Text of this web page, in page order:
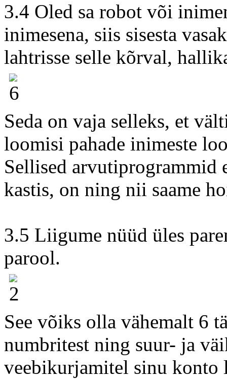
3.4 Oled sa robot või
inimesena, siis sisesta
lahtrisse selle kõrval,
Seda on vaja selleks, et
loomisi pahade inimeste
Sellised arvutiprogrammid
kastis, on ning nii saame
3.5 Liigume nüüd üles
parool.
See võiks olla vähemalt 6
numbritest ning suur- ja
veebikurjamitel sinu konto